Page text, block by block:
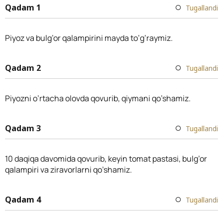
Qadam 1 Tugallandi
Piyoz va bulg’or qalampirini mayda to’g’raymiz.
Qadam 2 Tugallandi
Piyozni o’rtacha olovda qovurib, qiymani qo’shamiz.
Qadam 3 Tugallandi
10 daqiqa davomida qovurib, keyin tomat pastasi, bulg’or
qalampiri va ziravorlarni qo’shamiz.
Qadam 4 Tugallandi